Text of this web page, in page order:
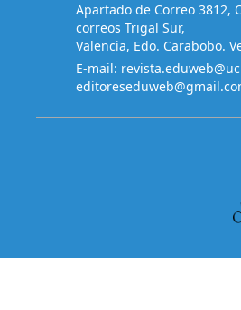
Apartado de Correo 3812,
correos Trigal Sur,
Valencia, Edo. Carabobo.
E-mail: